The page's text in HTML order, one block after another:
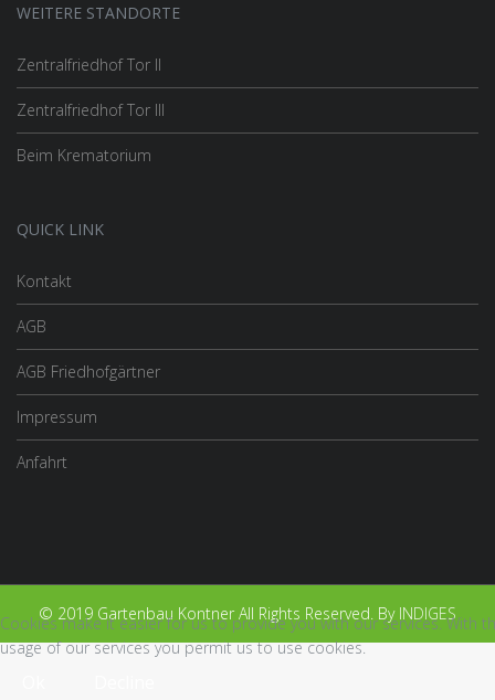
WEITERE STANDORTE
Zentralfriedhof Tor II
Zentralfriedhof Tor III
Beim Krematorium
QUICK LINK
Kontakt
AGB
AGB Friedhofgärtner
Impressum
Anfahrt
© 2019 Gartenbau Kontner All Rights Reserved. By INDIGES
Cookies make it easier for us to provide you with our services. With
usage of our services you permit us to use cookies.